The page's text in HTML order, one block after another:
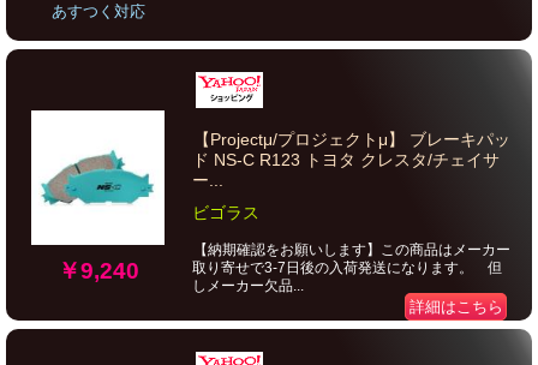
あすつく対応
￥9,240
【Projectμ/プロジェクトμ】 ブレーキパッ
ド NS-C R123 トヨタ クレスタ/チェイサ
ー...
ビゴラス
【納期確認をお願いします】この商品はメーカー
取り寄せで3-7日後の入荷発送になります。 但
しメーカー欠品...
詳細はこちら